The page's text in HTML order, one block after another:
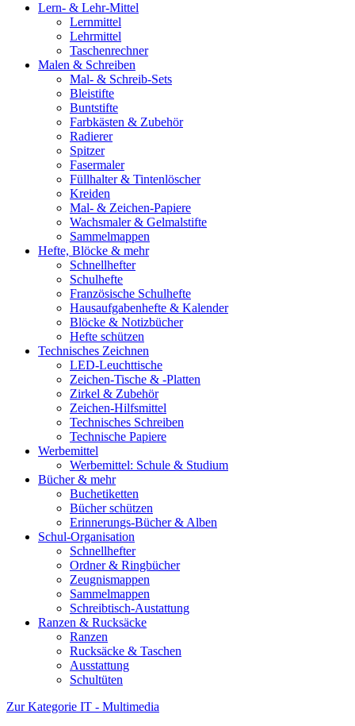
Lern- & Lehr-Mittel
Lernmittel
Lehrmittel
Taschenrechner
Malen & Schreiben
Mal- & Schreib-Sets
Bleistifte
Buntstifte
Farbkästen & Zubehör
Radierer
Spitzer
Fasermaler
Füllhalter & Tintenlöscher
Kreiden
Mal- & Zeichen-Papiere
Wachsmaler & Gelmalstifte
Sammelmappen
Hefte, Blöcke & mehr
Schnellhefter
Schulhefte
Französische Schulhefte
Hausaufgabenhefte & Kalender
Blöcke & Notizbücher
Hefte schützen
Technisches Zeichnen
LED-Leuchttische
Zeichen-Tische & -Platten
Zirkel & Zubehör
Zeichen-Hilfsmittel
Technisches Schreiben
Technische Papiere
Werbemittel
Werbemittel: Schule & Studium
Bücher & mehr
Buchetiketten
Bücher schützen
Erinnerungs-Bücher & Alben
Schul-Organisation
Schnellhefter
Ordner & Ringbücher
Zeugnismappen
Sammelmappen
Schreibtisch-Austattung
Ranzen & Rucksäcke
Ranzen
Rucksäcke & Taschen
Ausstattung
Schultüten
Zur Kategorie IT - Multimedia